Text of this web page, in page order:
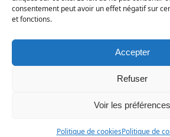
consentement peut avoir un effet négatif sur
et fonctions.
Accepter
Refuser
Voir les préférences
Politique de cookiesPolitique de
Dernières fiches publiées